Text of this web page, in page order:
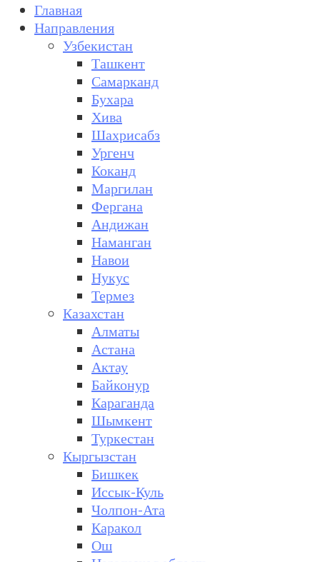
Главная
Направления
Узбекистан
Ташкент
Самарканд
Бухара
Хива
Шахрисабз
Ургенч
Коканд
Маргилан
Фергана
Андижан
Наманган
Навои
Нукус
Термез
Казахстан
Алматы
Астана
Актау
Байконур
Караганда
Шымкент
Туркестан
Кыргызстан
Бишкек
Иссык-Куль
Чолпон-Ата
Каракол
Ош